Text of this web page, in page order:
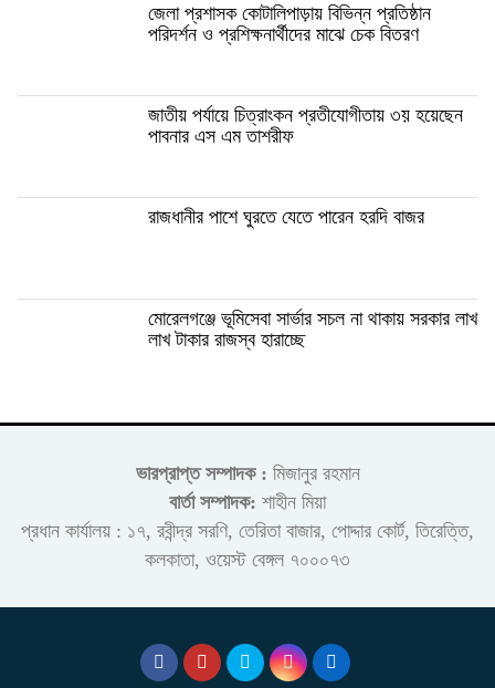
জেলা প্রশাসক কোটালিপাড়ায় বিভিন্ন প্রতিষ্ঠান
পরিদর্শন ও প্রশিক্ষনার্থীদের মাঝে চেক বিতরণ
জাতীয় পর্যায়ে চিত্রাংকন প্রতীযোগীতায় ৩য় হয়েছেন
পাবনার এস এম তাশরীফ
রাজধানীর পাশে ঘুরতে যেতে পারেন হরদি বাজর
মোরেলগঞ্জে ভূমিসেবা সার্ভার সচল না থাকায় সরকার লাখ
লাখ টাকার রাজস্ব হারাচ্ছে
ভারপ্রাপ্ত সম্পাদক : মিজানুর রহমান
বার্তা সম্পাদক: শাহীন মিয়া
প্রধান কার্যালয় : ১৭, রবীন্দ্র সরণি, তেরিতা বাজার, পোদ্দার কোর্ট, তিরেত্তি,
কলকাতা, ওয়েস্ট বেঙ্গল ৭০০০৭৩